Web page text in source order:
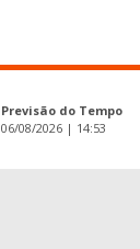
Previsão do Tempo
06/08/2026 | 14:53